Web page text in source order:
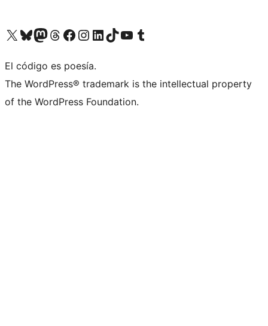
Visitá nuestra cuenta de X (anteriormente Twitter)
Visitá nuestra cuenta de Bluesky
Visitá nuestra cuenta de Mastodon
Visitá nuestra cuenta de Threads
Visitá nuestra página de Facebook
Visitá nuestra cuenta de Instagram
Visitá nuestra cuenta de LinkedIn
Visitá nuestra cuenta de TikTok
Visitá nuestro canal de YouTube
Visitá nuestra cuenta de Tumblr
El código es poesía.
The WordPress® trademark is the intellectual property
of the WordPress Foundation.